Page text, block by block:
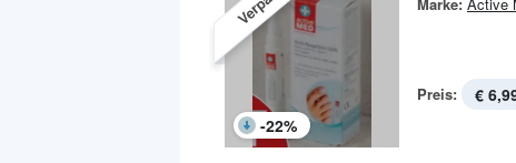
-22%
Preis: €